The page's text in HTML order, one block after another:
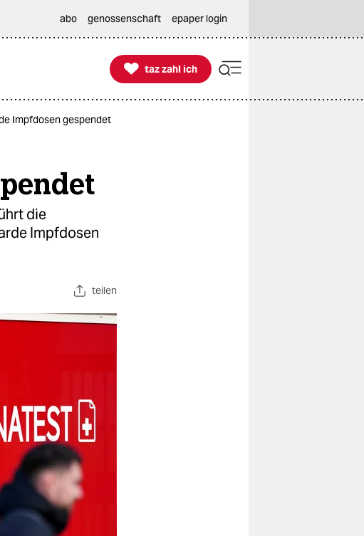
abo genossenschaft epaper login

taz zahl ich
taz zahl ich
Impfdosen gespendet
die
Impfdosen
teilen